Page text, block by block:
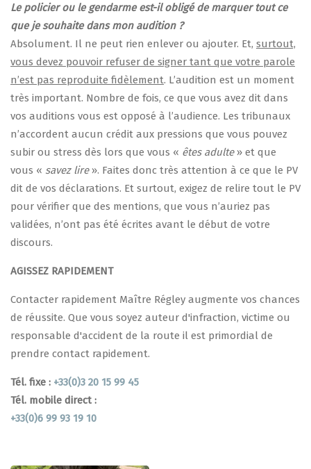
Le policier ou le gendarme est-il obligé de marquer tout ce
que je souhaite dans mon audition ?
Absolument. Il ne peut rien enlever ou ajouter. Et, surtout,
vous devez pouvoir refuser de signer tant que votre parole
n’est pas reproduite fidèlement. L’audition est un moment
très important. Nombre de fois, ce que vous avez dit dans
vos auditions vous est opposé à l’audience. Les tribunaux
n’accordent aucun crédit aux pressions que vous pouvez
subir ou stress dès lors que vous « êtes adulte» et que
vous « savez lire». Faites donc très attention à ce que le PV
dit de vos déclarations. Et surtout, exigez de relire tout le PV
pour vérifier que des mentions, que vous n’auriez pas
validées, n’ont pas été écrites avant le début de votre
discours.
AGISSEZ RAPIDEMENT
Contacter rapidement Maître Régley augmente vos chances
de réussite. Que vous soyez auteur d'infraction, victime ou
responsable d'accident de la route il est primordial de
prendre contact rapidement.
Tél. fixe : +33(0)3 20 15 99 45
Tél. mobile direct :
+33(0)6 99 93 19 10